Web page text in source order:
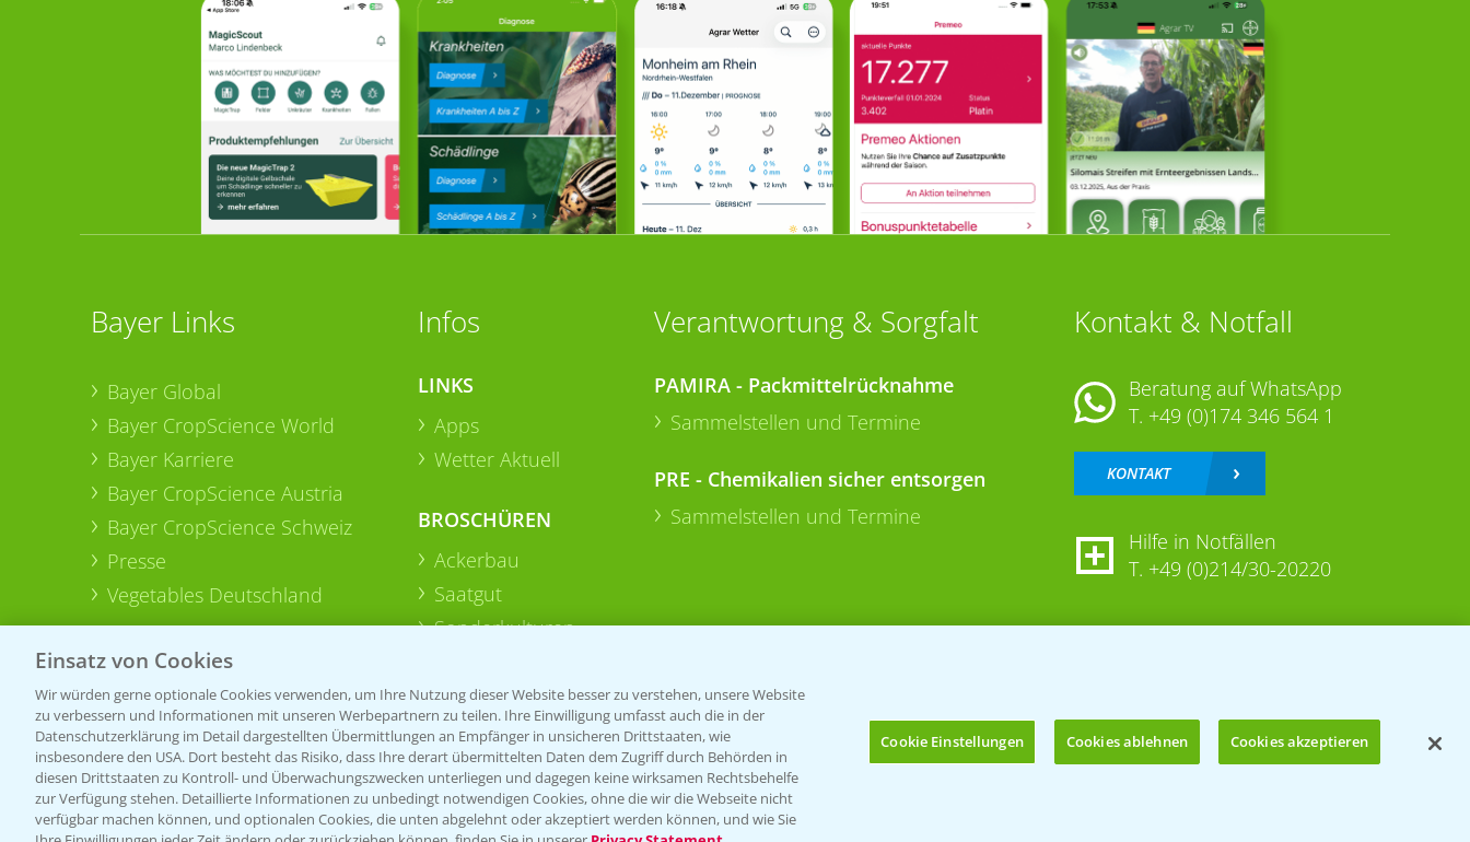
Bis zu 4 Produkte vergleichen:
Bayer Links
Bayer Global
Bayer CropScience World
Bayer Karriere
Bayer CropScience Austria
Bayer CropScience Schweiz
Presse
Vegetables Deutschland
Infos
LINKS
Apps
Wetter Aktuell
BROSCHÜREN
Ackerbau
Saatgut
Sonderkulturen
Verantwortung & Sorgfalt
PAMIRA - Packmittelrücknahme
Sammelstellen und Termine
PRE - Chemikalien sicher entsorgen
Sammelstellen und Termine
Kontakt & Notfall
Beratung auf WhatsApp
T. +49 (0)174 346 564 1
KONTAKT
Hilfe in Notfällen
T. +49 (0)214/30-20220
Folgen Sie uns
Einsatz von Cookies
Wir würden gerne optionale Cookies verwenden, um Ihre Nutzung dieser Website besser zu verstehen, unsere Website
zu verbessern und Informationen mit unseren Werbepartnern zu teilen. Ihre Einwilligung umfasst auch die in der
Datenschutzerklärung im Detail dargestellten Übermittlungen an Empfänger in unsicheren Drittstaaten, wie
insbesondere den USA. Dort besteht das Risiko, dass Ihre derart übermittelten Daten dem Zugriff durch Behörden in
diesen Drittstaaten zu Kontroll- und Überwachungszwecken unterliegen und dagegen keine wirksamen Rechtsbehelfe
zur Verfügung stehen. Detaillierte Informationen zu unbedingt notwendigen Cookies, ohne die wir die Webseite nicht
verfügbar machen können, und optionalen Cookies, die unten abgelehnt oder akzeptiert werden können, und wie Sie
Cookie Einstellungen Cookies ablehnen Cookies akzeptieren